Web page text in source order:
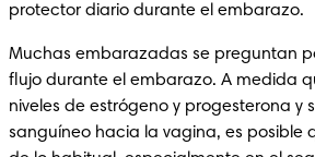
protector diario durante el embarazo.
Muchas embarazadas se preguntan
flujo durante el embarazo. A medida
niveles de estrógeno y progesterona y
sanguíneo hacia la vagina, es posible